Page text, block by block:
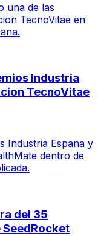
una de las
TecnoVitae en
Industria
TecnoVitae
Industria Espana y
dentro de
del 35